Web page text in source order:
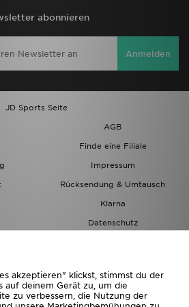
abonnieren
Anmelden
JD Sports Seite
AGB
Finde eine Filiale
Impressum
Rücksendung & Umtausch
Klarna
Datenschutz
akzeptieren" klickst, stimmst du der
auf deinem Gerät zu, um die
zu verbessern, die Nutzung der